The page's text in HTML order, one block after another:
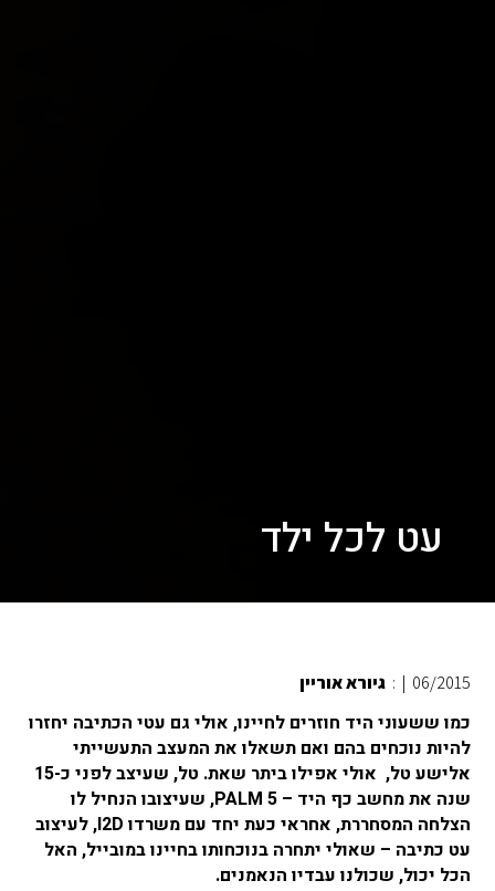
עט לכל ילד
06/2015
|
:גיורא אוריין
כמו ששעוני היד חוזרים לחיינו, אולי גם עטי הכתיבה יחזרו
להיות נוכחים בהם ואם תשאלו את המעצב התעשייתי
אלישע טל, אולי אפילו ביתר שאת. טל, שעיצב לפני כ-15
שנה את מחשב כף היד – 5 PALM, שעיצובו הנחיל לו
הצלחה המסחררת, אחראי כעת יחד עם משרדו I2D, לעיצוב
עט כתיבה – שאולי יתחרה בנוכחותו בחיינו במובייל, האל
הכל יכול, שכולנו עבדיו הנאמנים.